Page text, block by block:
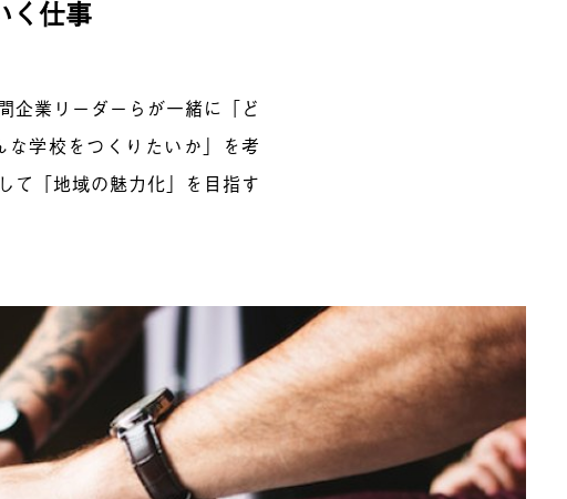
く仕事
企業リーダーらが一緒に「ど
学校をつくりたいか」を考
て「地域の魅力化」を目指す